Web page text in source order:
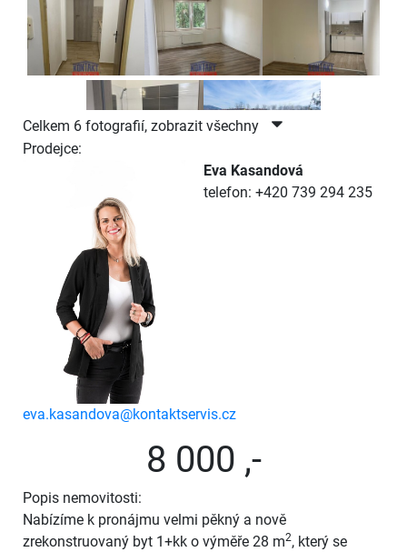
Celkem 6 fotografií, zobrazit všechny
Prodejce:
Eva Kasandová
telefon: +420 739 294 235
eva.kasandova@kontaktservis.cz
8 000 ,-
Popis nemovitosti:
Nabízíme k pronájmu velmi pěkný a nově
zrekonstruovaný byt 1+kk o výměře 28 m2, který se